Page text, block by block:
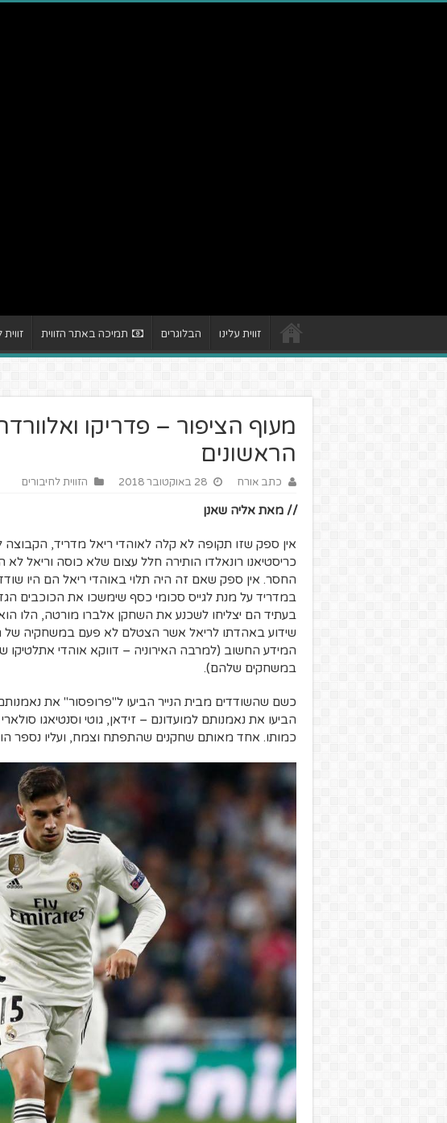
זווית עלינו הבלוגרים תמיכה באתר הזווית
מעוף הציפור – פדריקו
הראשונים
כתב אורח 28 באוקטובר 2018 הזווית לחיבורים
// מאת אליה שאנן
אין ספק שזו תקופה לא קלה לאוהדי ריאל מדריד,
כריסטיאנו רונאלדו הותירה חלל עצום שלא כוסה וריאל
החסר. אין ספק שאם זה היה תלוי באוהדי ריאל הם היו
במדריד על מנת לגייס סכומי כסף שימשכו את הכוכבים
בעתיד הם יצליחו לשכנע את השחקן אלברו מורטה, הלו
שידוע באהדתו לריאל אשר הצטלם לא פעם במשחקיה של
המידע החשוב (למרבה האירוניה – דווקא אוהדי
במשחקים שלהם).
כשם שהשודדים מבית הנייר הביעו ל"פרופסור" את
הביעו את נאמנותם למועדונם – זידאן, גוטי וסנטיאגו
כמותו. אחד מאותם שחקנים שהתפתח וצמח, ועליו נספר